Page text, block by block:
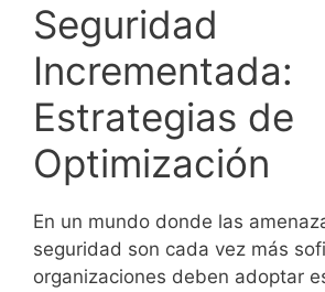
Seguridad
Incrementada:
Estrategias de
Optimización
En un mundo donde las
seguridad son cada vez más
organizaciones deben adoptar